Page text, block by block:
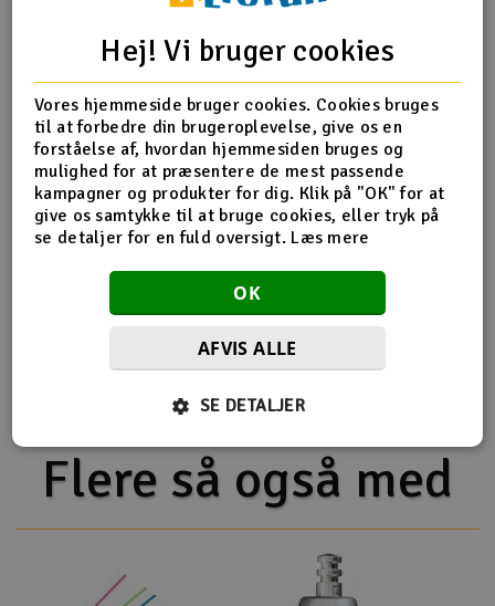
Scooter & elkøretøj
Slot racing
Smarthjem, leg og hobby
Solenergi
Værktøj, udstyr og tilbehør
Produkt information
Hyperion TX / RX Lead Hitec.
Passer ikke til Aurora 9
Flere detaljer
WR-019
Servo stik
Ladekabel
Flere så også med
Hej! Vi bruger cookies
Vores hjemmeside bruger cookies. Cookies bruges
til at forbedre din brugeroplevelse, give os en
forståelse af, hvordan hjemmesiden bruges og
mulighed for at præsentere de mest passende
kampagner og produkter for dig. Klik på "OK" for at
give os samtykke til at bruge cookies, eller tryk på
se detaljer for en fuld oversigt. Læs mere
OK
AFVIS ALLE
SE DETALJER